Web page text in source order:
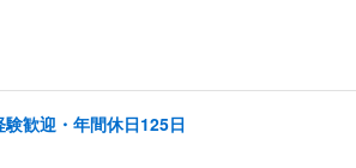
歓迎・年間休日125日